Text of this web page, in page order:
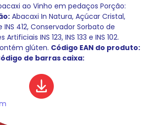
ao Vinho em pedaços Porção:
Abacaxi In Natura, Açúcar Cristal,
INS 412, Conservador Sorbato de
INS 123, INS 133 e INS 102.
glúten. Código EAN do produto:
de barras caixa: